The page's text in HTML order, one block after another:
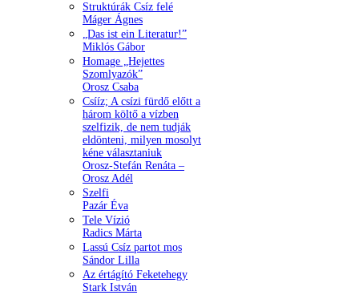
Struktúrák Csíz felé
Máger Ágnes
„Das ist ein Literatur!”
Miklós Gábor
Homage „Hejettes
Szomlyazók”
Orosz Csaba
Csííz; A csízi fürdő előtt a
három költő a vízben
szelfizik, de nem tudják
eldönteni, milyen mosolyt
kéne választaniuk
Orosz-Stefán Renáta –
Orosz Adél
Szelfi
Pazár Éva
Tele Vízió
Radics Márta
Lassú Csíz partot mos
Sándor Lilla
Az értágító Feketehegy
Stark István